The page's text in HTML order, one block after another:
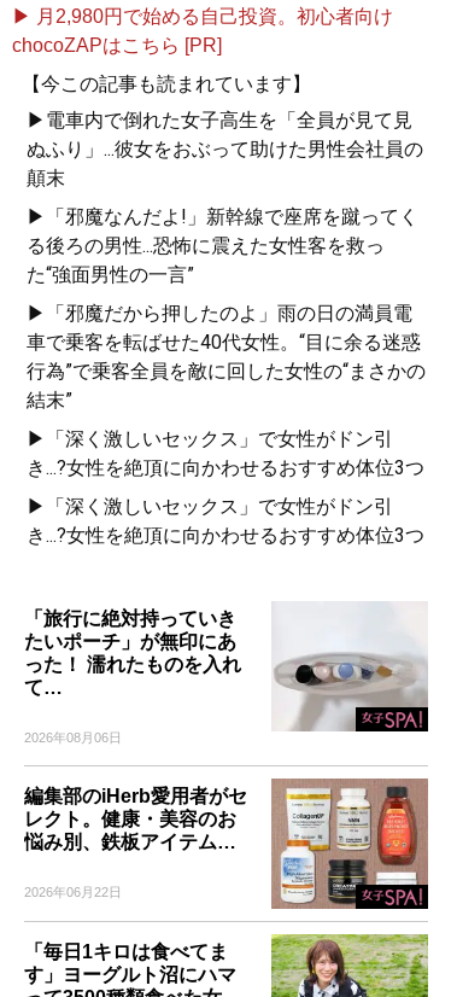
▶ 月2,980円で始める自己投資。初心者向け
chocoZAPはこちら [PR]
【今この記事も読まれています】
▶電車内で倒れた女子高生を「全員が見て見
ぬふり」...彼女をおぶって助けた男性会社員の
顛末
▶「邪魔なんだよ!」新幹線で座席を蹴ってく
る後ろの男性...恐怖に震えた女性客を救っ
た“強面男性の一言”
▶「邪魔だから押したのよ」雨の日の満員電
車で乗客を転ばせた40代女性。“目に余る迷惑
行為”で乗客全員を敵に回した女性の“まさかの
結末”
▶「深く激しいセックス」で女性がドン引
き...?女性を絶頂に向かわせるおすすめ体位3つ
▶「深く激しいセックス」で女性がドン引
き...?女性を絶頂に向かわせるおすすめ体位3つ
「旅行に絶対持っていき
たいポーチ」が無印にあ
った！ 濡れたものを入れ
て…
2026年08月06日
編集部のiHerb愛用者がセ
レクト。健康・美容のお
悩み別、鉄板アイテム…
2026年06月22日
「毎日1キロは食べてま
す」ヨーグルト沼にハマ